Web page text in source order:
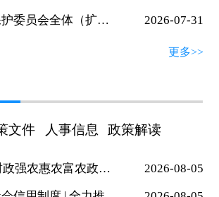
市生态环境保护委员会全体（扩大）会议暨2026年大气污染“冬病夏治”重点任务集中攻坚行动推进会召开 2026-07-31
2026-07-31
防汛减灾工作
桥顺利合龙 2026-07-17
灾害防治工作 2026-07-16
更多>>
文件 人事信息 政策解读
2026年中央财政强农惠农富农政策清单 2026-08-05